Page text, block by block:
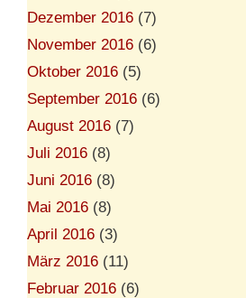
Dezember 2016 (7)
November 2016 (6)
Oktober 2016 (5)
September 2016 (6)
August 2016 (7)
Juli 2016 (8)
Juni 2016 (8)
Mai 2016 (8)
April 2016 (3)
März 2016 (11)
Februar 2016 (6)